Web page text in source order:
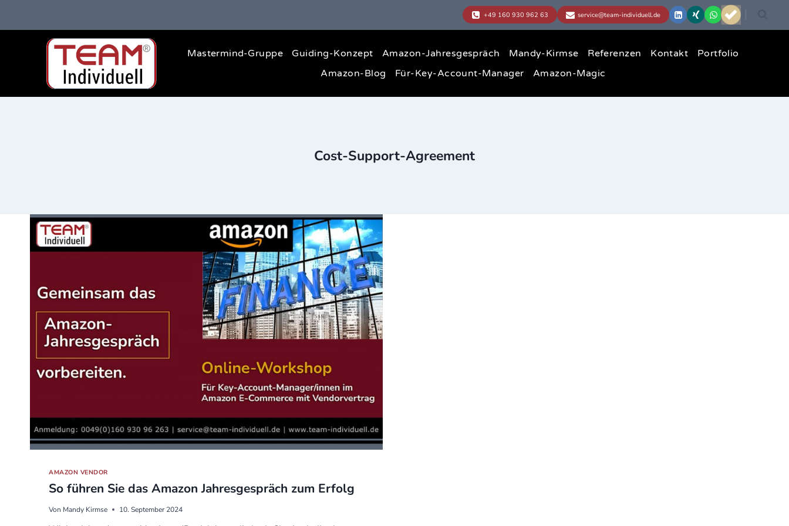
springen
Mastermind-Gruppe
Guiding-Konzept Amazon-Jahresgespräch Mandy-Kirmse Referenzen Kontakt
Portfolio
Amazon-Blog
Für-Key-Account-Manager Amazon-Magic
Cost-Support-Agreement
AMAZON VENDOR
So führen Sie das Amazon Jahresgespräch zum Erfolg
Von Mandy Kirmse 10. September 2024